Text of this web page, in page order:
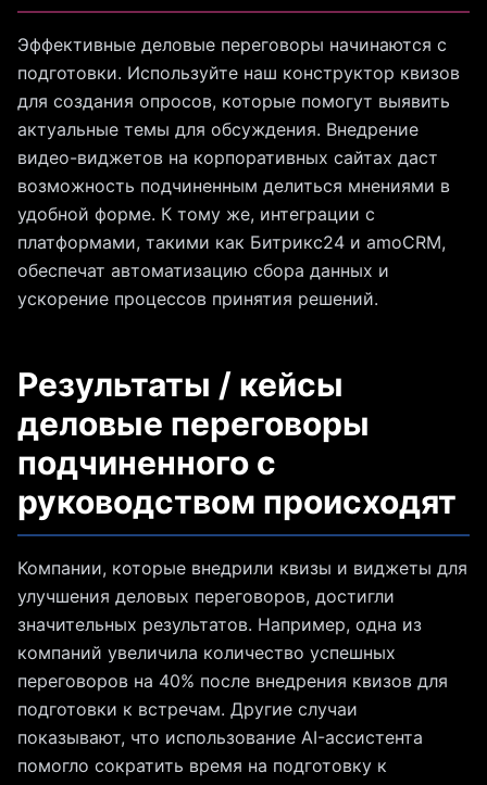
Эффективные деловые переговоры начинаются с
подготовки. Используйте наш конструктор квизов
для создания опросов, которые помогут выявить
актуальные темы для обсуждения. Внедрение
видео-виджетов на корпоративных сайтах даст
возможность подчиненным делиться мнениями в
удобной форме. К тому же, интеграции с
платформами, такими как Битрикс24 и amoCRM,
обеспечат автоматизацию сбора данных и
ускорение процессов принятия решений.
Результаты / кейсы
деловые переговоры
подчиненного с
руководством происходят
Компании, которые внедрили квизы и виджеты для
улучшения деловых переговоров, достигли
значительных результатов. Например, одна из
компаний увеличила количество успешных
переговоров на 40% после внедрения квизов для
подготовки к встречам. Другие случаи
показывают, что использование AI-ассистента
помогло сократить время на подготовку к